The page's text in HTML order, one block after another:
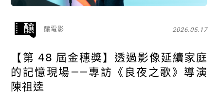
釀電影 2026.05.17
【​第 𝟦𝟪 屆金穗獎】透過影像延續家庭
的記憶現場——專訪《良夜之歌》導演
陳祖逵